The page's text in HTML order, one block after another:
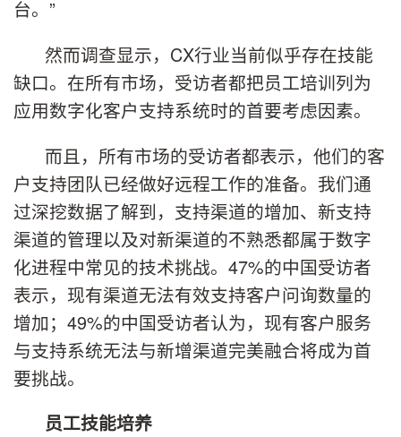
台。”
然而调查显示，CX行业当前似乎存在技能
缺口。在所有市场，受访者都把员工培训列为
应用数字化客户支持系统时的首要考虑因素。
而且，所有市场的受访者都表示，他们的客
户支持团队已经做好远程工作的准备。我们通
过深挖数据了解到，支持渠道的增加、新支持
渠道的管理以及对新渠道的不熟悉都属于数字
化进程中常见的技术挑战。47%的中国受访者
表示，现有渠道无法有效支持客户问询数量的
增加；49%的中国受访者认为，现有客户服务
与支持系统无法与新增渠道完美融合将成为首
要挑战。
员工技能培养